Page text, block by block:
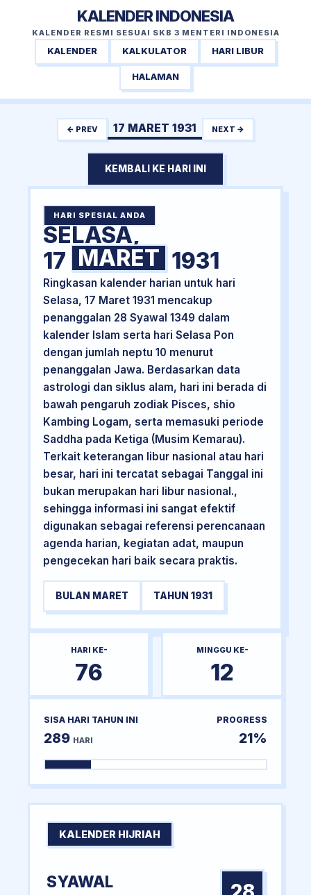
KALENDER INDONESIA
KALENDER RESMI SESUAI SKB 3 MENTERI INDONESIA
KALENDER KALKULATOR HARI LIBUR
HALAMAN
← PREV 17 MARET 1931 NEXT →
KEMBALI KE HARI INI
HARI SPESIAL ANDA
SELASA,
17 MARET 1931
Ringkasan kalender harian untuk hari
Selasa, 17 Maret 1931 mencakup
penanggalan 28 Syawal 1349 dalam
kalender Islam serta hari Selasa Pon
dengan jumlah neptu 10 menurut
penanggalan Jawa. Berdasarkan data
astrologi dan siklus alam, hari ini berada di
bawah pengaruh zodiak Pisces, shio
Kambing Logam, serta memasuki periode
Saddha pada Ketiga (Musim Kemarau).
Terkait keterangan libur nasional atau hari
besar, hari ini tercatat sebagai Tanggal ini
bukan merupakan hari libur nasional.,
sehingga informasi ini sangat efektif
digunakan sebagai referensi perencanaan
agenda harian, kegiatan adat, maupun
pengecekan hari baik secara praktis.
BULAN MARET TAHUN 1931
HARI KE-
76
MINGGU KE-
12
SISA HARI TAHUN INI
289 HARI
PROGRESS
21%
KALENDER HIJRIAH
SYAWAL